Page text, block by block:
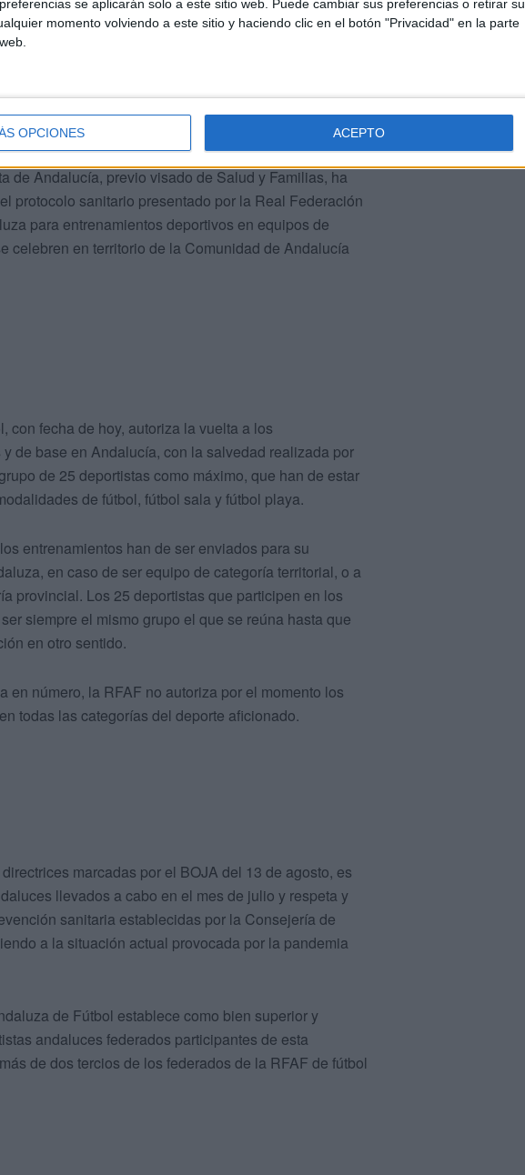
se aplicarán solo a este sitio web. Puede cambiar sus preferencias o retirar su
momento volviendo a este sitio y haciendo clic en el botón "Privacidad" en la parte
OPCIONES ACEPTO
reuniones con sus distintas Comisiones; Fútbol Base,
entre otras, con la participación de los clubes.
y sin matices el protocolo
de Andalucía, previo visado de Salud y Familias, ha
protocolo sanitario presentado por la Real Federación
para entrenamientos deportivos en equipos de
celebren en territorio de la Comunidad de Andalucía
con fecha de hoy, autoriza la vuelta a los
de base en Andalucía, con la salvedad realizada por
de 25 deportistas como máximo, que han de estar
de fútbol, fútbol sala y fútbol playa.
entrenamientos han de ser enviados para su
en caso de ser equipo de categoría territorial, o a
provincial. Los 25 deportistas que participen en los
siempre el mismo grupo el que se reúna hasta que
en otro sentido.
número, la RFAF no autoriza por el momento los
todas las categorías del deporte aficionado.
marcadas por el BOJA del 13 de agosto, es
llevados a cabo en el mes de julio y respeta y
sanitaria establecidas por la Consejería de
a la situación actual provocada por la pandemia
de Fútbol establece como bien superior y
andaluces federados participantes de esta
de dos tercios de los federados de la RFAF de fútbol